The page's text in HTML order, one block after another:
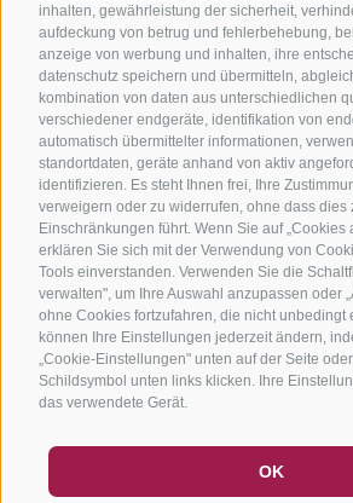
inhalten, gewährleistung der sicherheit,
aufdeckung von betrug und fehlerbehebung,
anzeige von werbung und inhalten, ihre
datenschutz speichern und übermitteln,
kombination von daten aus unterschiedlichen
verschiedener endgeräte, identifikation von
automatisch übermittelter informationen,
standortdaten, geräte anhand von aktiv
identifizieren. Es steht Ihnen frei, Ihre
verweigern oder zu widerrufen, ohne dass dies
Einschränkungen führt. Wenn Sie auf „Cookies
erklären Sie sich mit der Verwendung von
Tools einverstanden. Verwenden Sie die
verwalten", um Ihre Auswahl anzupassen oder
ohne Cookies fortzufahren, die nicht unbedingt
können Ihre Einstellungen jederzeit ändern,
„Cookie-Einstellungen" unten auf der Seite
Schildsymbol unten links klicken. Ihre
das verwendete Gerät.
OK
NEWSLETTER
SOCIAL WALL